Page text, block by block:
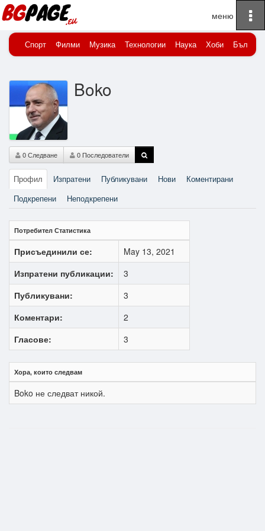
Начало Boko
Спорт Филми Музика Технологии Наука Хоби
Boko
0 Следване 0 Последователи
Профил Изпратени Публикувани Нови
Коментирани
Подкрепени
Неподкрепени
Потребител Статистика
Присъединили се:
May 13, 2021
Изпратени публикации:
3
Публикувани:
3
Коментари:
2
Гласове:
3
Хора, които следвам
Boko не следват никой.